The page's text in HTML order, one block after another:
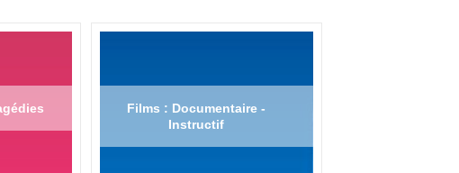
Films : Documentaire -
Instructif